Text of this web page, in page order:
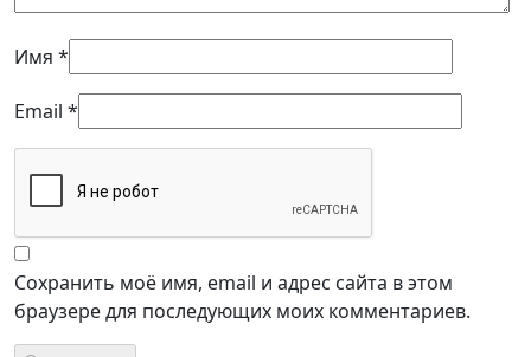
Имя *
Email *
Сохранить моё имя, email и адрес сайта в этом
браузере для последующих моих комментариев.